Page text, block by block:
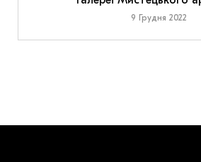
9 Грудня 2022